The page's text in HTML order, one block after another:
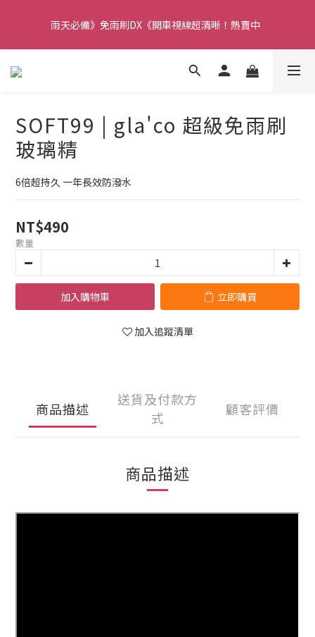
聯絡我們確認。
雨天必備》免雨刷DX《開車視線超清晰！熱賣中
【重要】本公司不會在假日、非上班時段以電話連絡，若有疑慮請
SOFT99 | gla'co 超級免雨刷
玻璃精
6倍超持久 一年長效防潑水
NT$490
數量
加入購物車 立即購買
加入追蹤清單
商品描述
送貨及付款方
式
顧客評價
商品描述